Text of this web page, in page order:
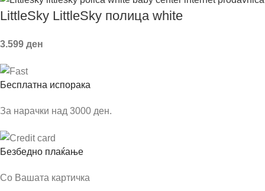
LittleSky LittleSky полица white
3.599 ден
Бесплатна испорака
За нарачки над 3000 ден.
Безбедно плаќање
Со Вашата картичка